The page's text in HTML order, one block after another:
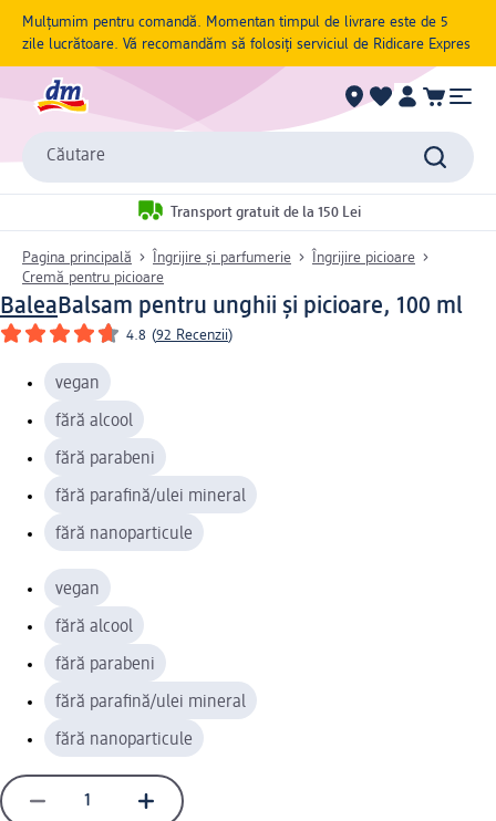
Mulțumim pentru comandă. Momentan timpul de livrare este de 5
zile lucrătoare. Vă recomandăm să folosiți serviciul de Ridicare Expres
Căutare
Transport gratuit de la 150 Lei
Pagina principală Îngrijire și parfumerie
Îngrijire picioare
Cremă pentru picioare
BaleaBalsam pentru unghii și picioare, 100 ml
4.8 (92 Recenzii)
vegan
fără alcool
fără parabeni
fără parafină/ulei mineral
fără nanoparticule
vegan
fără alcool
fără parabeni
fără parafină/ulei mineral
fără nanoparticule